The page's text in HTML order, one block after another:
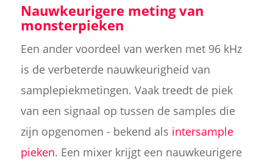
Nauwkeurigere meting van
monsterpieken
Een ander voordeel van werken met 96 kHz
is de verbeterde nauwkeurigheid van
samplepiekmetingen. Vaak treedt de piek
van een signaal op tussen de samples die
zijn opgenomen - bekend als intersample
pieken. Een mixer krijgt een nauwkeurigere